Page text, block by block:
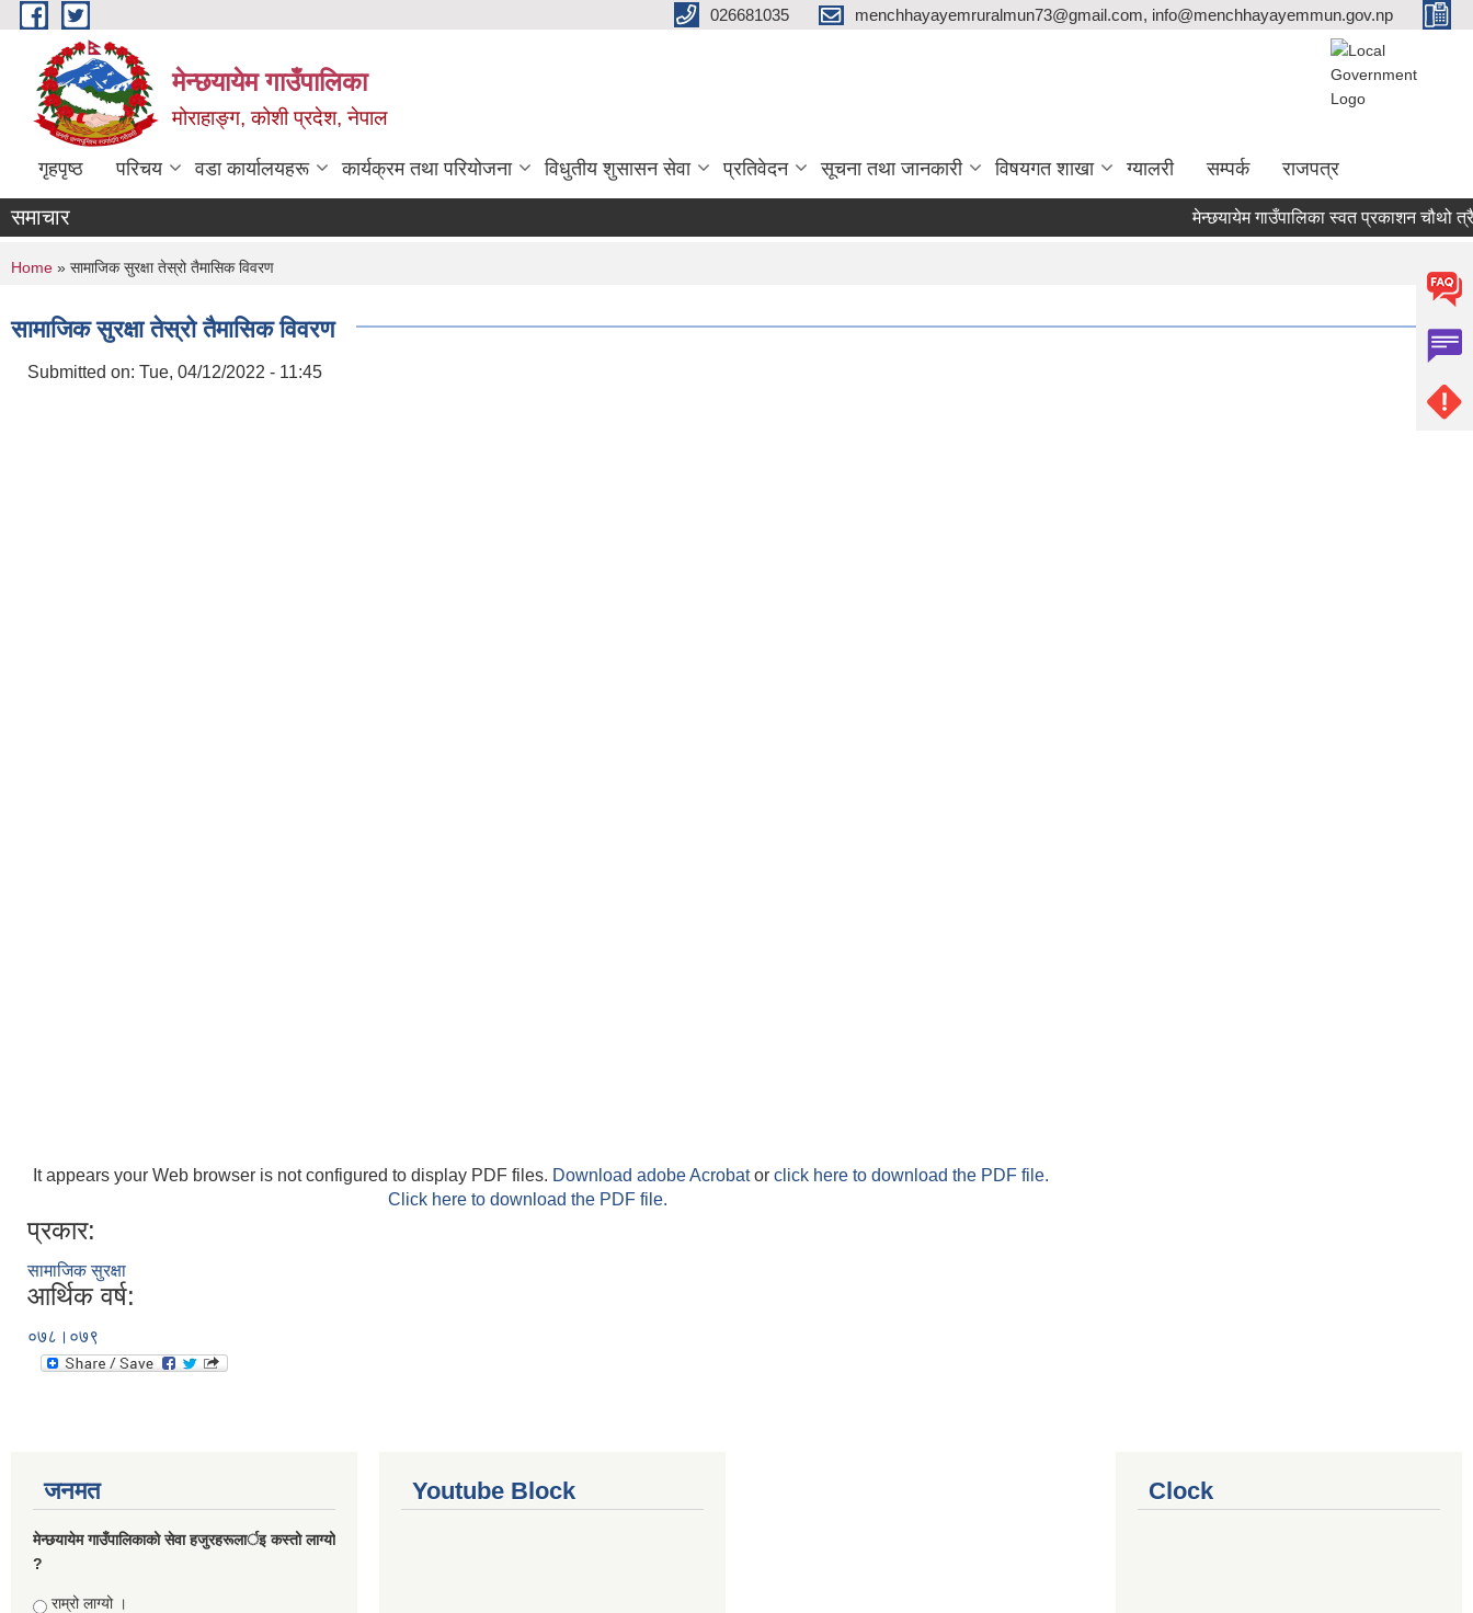
Skip to main content 026681035 menchhayayemruralmun73@gmail.com, info@menchhayayemmun.gov.np
मेन्छयायेम गाउँपालिका
मोराहाङ्ग, कोशी प्रदेश, नेपाल
गृहपृष्ठ परिचय वडा कार्यालयहरू कार्यक्रम तथा परियोजना विधुतीय शुसासन सेवा प्रतिवेदन सूचना तथा जानकारी विषयगत शाखा ग्यालरी सम्पर्क राजपत्र
समाचार मेन्छयायेम गाउँपालिका स्वत प्रकाशन चौथो
You are here
Home » सामाजिक सुरक्षा तेस्रो तैमासिक विवरण
सामाजिक सुरक्षा तेस्रो तैमासिक विवरण
Submitted on: Tue, 04/12/2022 - 11:45
It appears your Web browser is not configured to display PDF files. Download adobe Acrobator click here to download the PDF file.
Click here to download the PDF file.
प्रकार:
सामाजिक सुरक्षा
आर्थिक वर्ष:
०७८।०७९
जनमत
मेन्छयायेम गाउँपालिकाको सेवा हजुरहरूलार्इ कस्तो लाग्यो
?
Choices
राम्रो लाग्यो ।
Youtube Block Clock